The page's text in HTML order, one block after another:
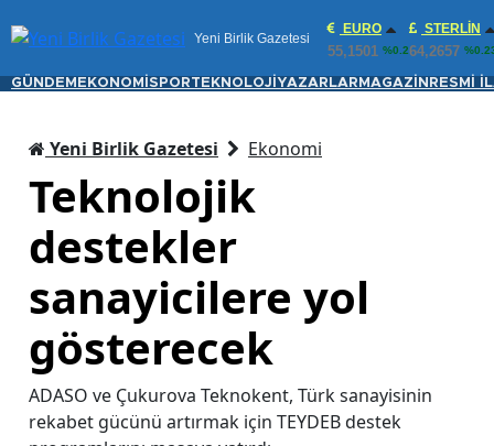
Yeni Birlik Gazetesi
EURO
55,1501 %0.2
STERLIN
64,2657
GÜNDEM EKONOMİ SPORTEKNOLOJİ YAZARLAR MAGAZİN RESMİ
Yeni Birlik Gazetesi Ekonomi
Teknolojik
destekler
sanayicilere yol
gösterecek
ADASO ve Çukurova Teknokent, Türk sanayisinin
rekabet gücünü artırmak için TEYDEB destek